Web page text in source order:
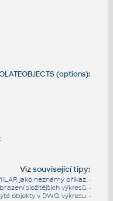
(options):
Vizsouvisející tipy:
jako neznámý příkaz. •
složitějších výkresů. •
objekty v DWG výkresu. •